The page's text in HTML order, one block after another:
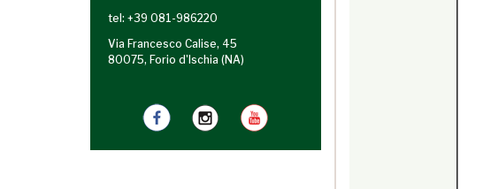
tel: +39 081-986220
Via Francesco Calise, 45
80075, Forio d'Ischia (NA)